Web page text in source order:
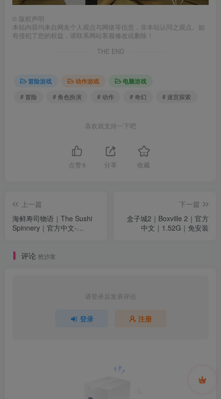
© 版权声明
本站内容均来自网友个人观点与网络等信息，非本站认同之观点。如
有侵犯了您的权益，请联系网站客服修改或删除！
THE END
冒险游戏 动作游戏
电脑游戏
# 冒险
# 角色扮演 # 动作 # 奇幻 # 迷宫探索
喜欢就支持一下吧
点赞 6 分享 收藏
上一篇
海鲜寿司物语｜The Sushi
Spinnery｜官方中文-
下一篇
盒子城2｜Boxville 2｜官方
中文｜1.52G｜免安装
评论 抢沙发
请登录后发表评论
登录 注册